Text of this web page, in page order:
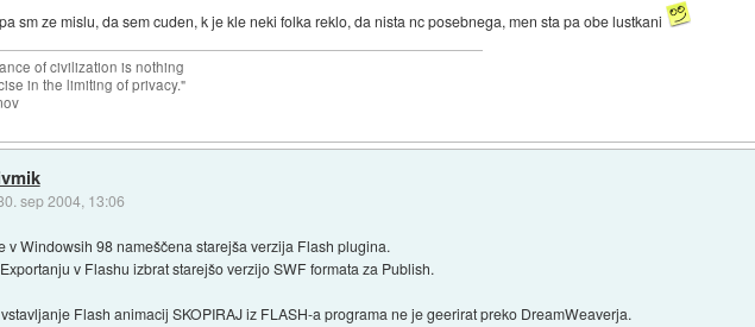
pa sm ze mislu, da sem cuden, k je kle neki folka reklo, da nista nc posebnega, men sta pa obe lustkani
of civilization is nothing
in the limiting of privacy."
sep 2004, 13:06
v Windowsih 98 nameščena starejša verzija Flash plugina.
v Flashu izbrat starejšo verzijo SWF formata za Publish.
Flash animacij SKOPIRAJ iz FLASH-a programa ne je geerirat preko DreamWeaverja.